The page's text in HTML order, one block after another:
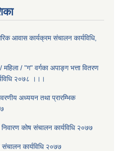
आवास कार्यक्रम संचालन कार्यविधि,
/ "ग" वर्गका अपाङ्ग भत्ता वितरण
२०७८ ।।।
अध्ययन तथा प्रारम्भिक
कोष संचालन कार्यविधि २०७७
संचालन कार्यविधि २०७७